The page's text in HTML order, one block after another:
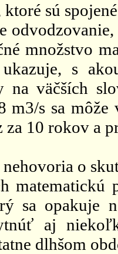
sú
množstvo
s
na väčších
m3/s sa
10 rokov a
o
matematickú
sa opakuje
aj
dlhšom